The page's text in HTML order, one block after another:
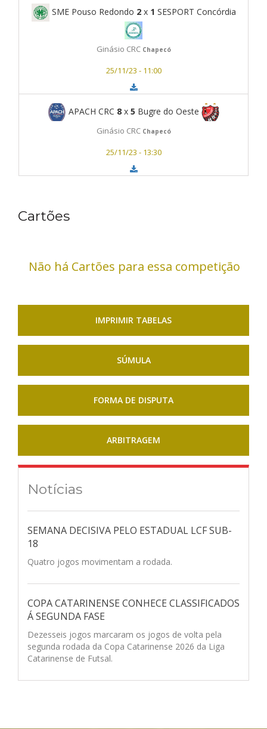
SME Pouso Redondo 2x 1 SESPORT Concórdia
Ginásio CRC Chapecó
25/11/23 - 11:00
APACH CRC 8x 5 Bugre do Oeste
Ginásio CRC Chapecó
25/11/23 - 13:30
Cartões
Não há Cartões para essa competição
IMPRIMIR TABELAS
SÚMULA
FORMA DE DISPUTA
ARBITRAGEM
Notícias
SEMANA DECISIVA PELO ESTADUAL LCF SUB-
18
Quatro jogos movimentam a rodada.
COPA CATARINENSE CONHECE CLASSIFICADOS
Á SEGUNDA FASE
Dezesseis jogos marcaram os jogos de volta pela
segunda rodada da Copa Catarinense 2026 da Liga
Catarinense de Futsal.